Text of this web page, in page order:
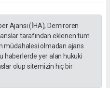
Ajansı (İHA), Demirören
tarafından eklenen tüm
müdahalesi olmadan ajans
haberlerde yer alan hukuki
olup sitemizin hiç bir